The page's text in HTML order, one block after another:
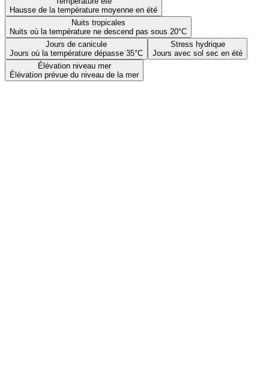
Hausse de la température moyenne en été
Nuits tropicales
Nuits où la température ne descend pas sous 20°C
Jours de canicule
Jours où la température dépasse 35°C
Stress hydrique
Jours avec sol sec en été
Élévation niveau mer
Élévation prévue du niveau de la mer